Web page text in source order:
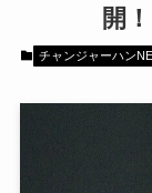
開！
チャンジャーハン